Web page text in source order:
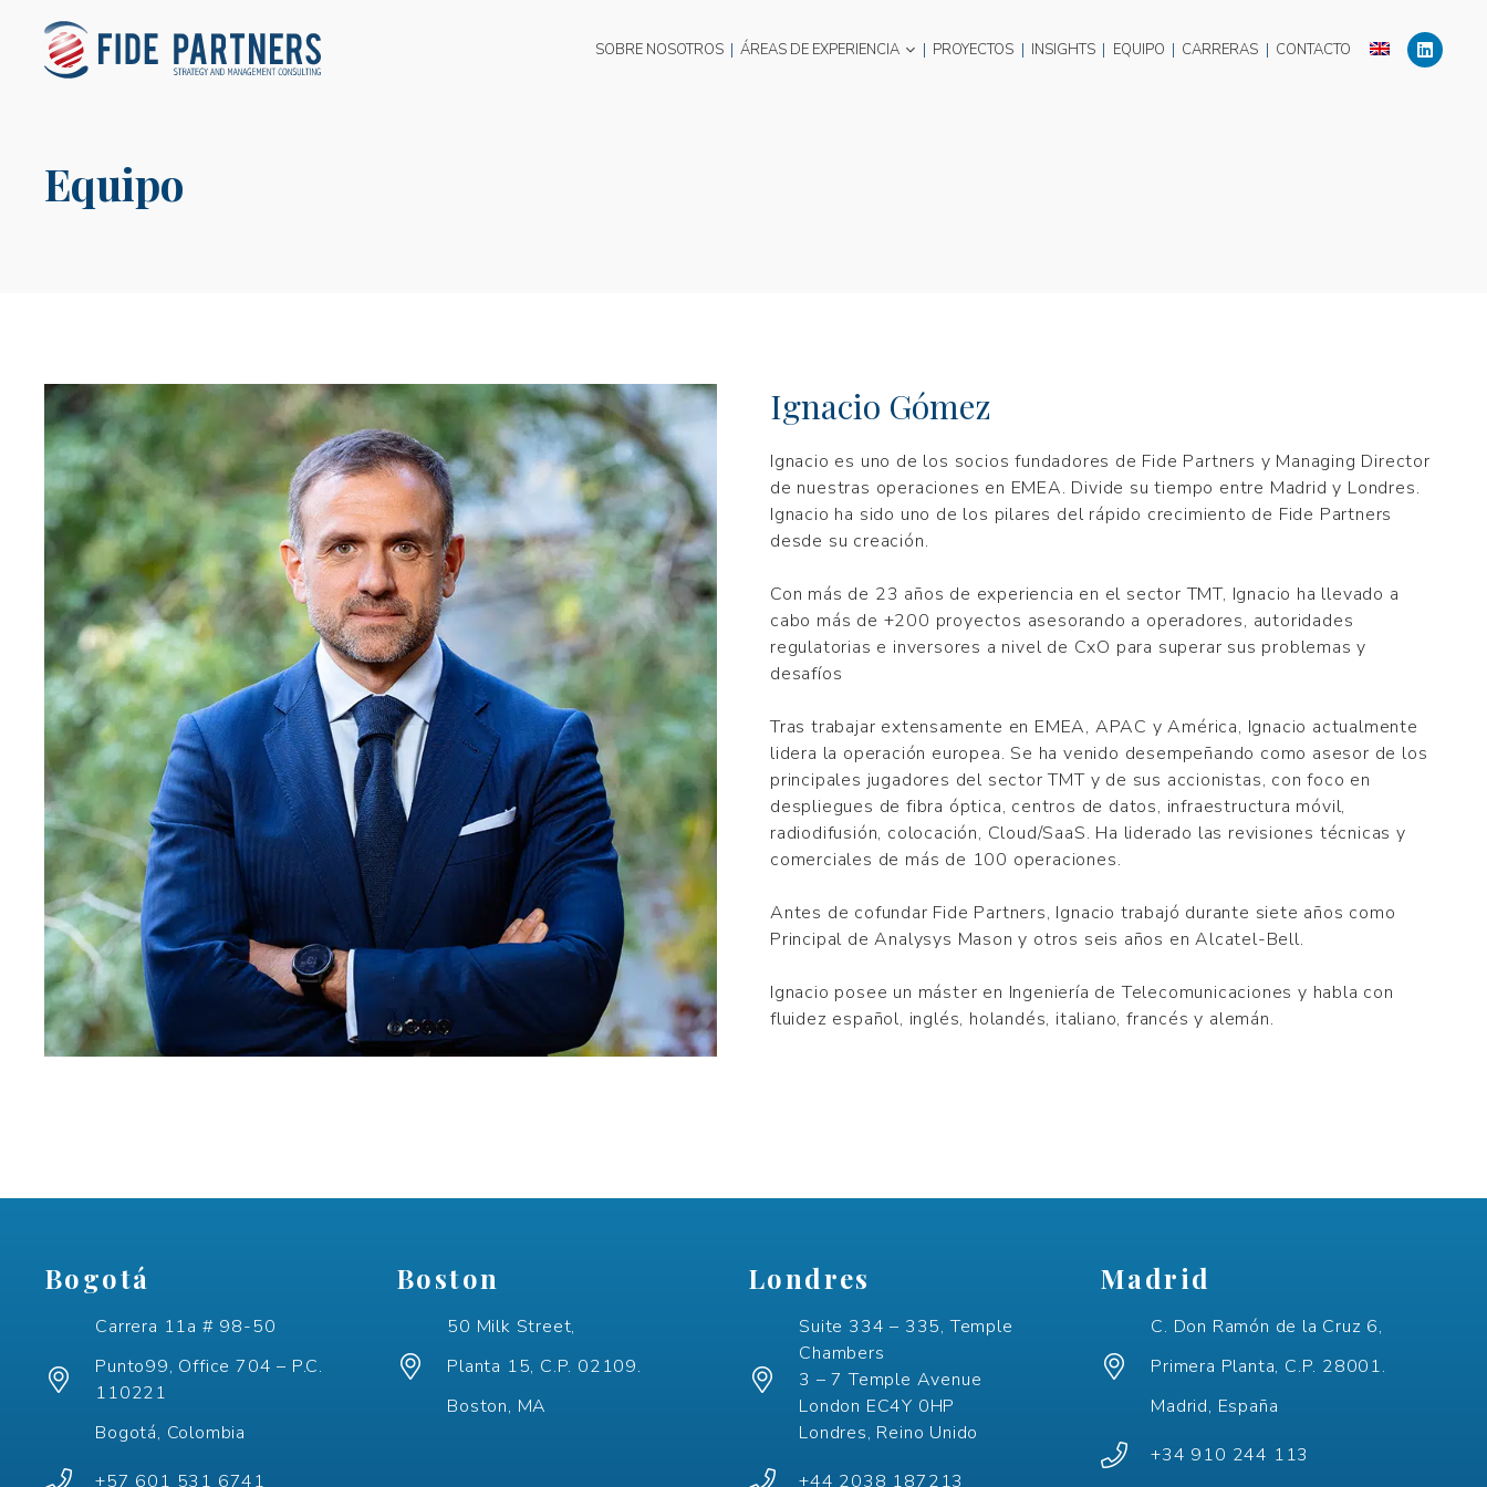
SOBRE NOSOTROS | ÁREAS DE EXPERIENCIA | PROYECTOS | INSIGHTS | EQUIPO | CARRERAS | CONTACTO
Equipo
Ignacio Gómez
Ignacio es uno de los socios fundadores de Fide Partners y Managing Director
de nuestras operaciones en EMEA. Divide su tiempo entre Madrid y Londres.
Ignacio ha sido uno de los pilares del rápido crecimiento de Fide Partners
desde su creación.
Con más de 23 años de experiencia en el sector TMT, Ignacio ha llevado a
cabo más de +200 proyectos asesorando a operadores, autoridades
regulatorias e inversores a nivel de CxO para superar sus problemas y
desafíos
Tras trabajar extensamente en EMEA, APAC y América, Ignacio actualmente
lidera la operación europea. Se ha venido desempeñando como asesor de los
principales jugadores del sector TMT y de sus accionistas, con foco en
despliegues de fibra óptica, centros de datos, infraestructura móvil,
radiodifusión, colocación, Cloud/SaaS. Ha liderado las revisiones técnicas y
comerciales de más de 100 operaciones.
Antes de cofundar Fide Partners, Ignacio trabajó durante siete años como
Principal de Analysys Mason y otros seis años en Alcatel-Bell.
Ignacio posee un máster en Ingeniería de Telecomunicaciones y habla con
fluidez español, inglés, holandés, italiano, francés y alemán.
Bogotá
Carrera 11a # 98-50
Punto99, Office 704 – P.C.
110221
Bogotá, Colombia
+57 601 531 6741
Boston
50 Milk Street,
Planta 15, C.P. 02109.
Boston, MA
Londres
Suite 334 – 335, Temple
Chambers
3 – 7 Temple Avenue
London EC4Y 0HP
Londres, Reino Unido
+44 2038 187213
Madrid
C. Don Ramón de la Cruz 6,
Primera Planta, C.P. 28001.
Madrid, España
+34 910 244 113